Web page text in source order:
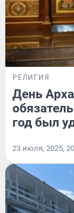
РЕЛИГИЯ
День
год был
23 июля, 2025,